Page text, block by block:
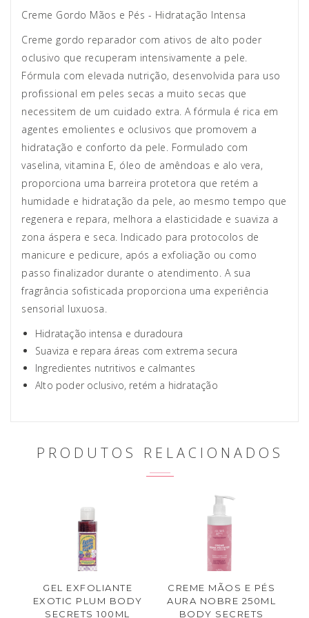
Creme Gordo Mãos e Pés - Hidratação Intensa
Creme gordo reparador com ativos de alto poder
oclusivo que recuperam intensivamente a pele.
Fórmula com elevada nutrição, desenvolvida para uso
profissional em peles secas a muito secas que
necessitem de um cuidado extra. A fórmula é rica em
agentes emolientes e oclusivos que promovem a
hidratação e conforto da pele. Formulado com
vaselina, vitamina E, óleo de amêndoas e alo vera,
proporciona uma barreira protetora que retém a
humidade e hidratação da pele, ao mesmo tempo que
regenera e repara, melhora a elasticidade e suaviza a
zona áspera e seca. Indicado para protocolos de
manicure e pedicure, após a exfoliação ou como
passo finalizador durante o atendimento. A sua
fragrância sofisticada proporciona uma experiência
sensorial luxuosa.
Hidratação intensa e duradoura
Suaviza e repara áreas com extrema secura
Ingredientes nutritivos e calmantes
Alto poder oclusivo, retém a hidratação
PRODUTOS RELACIONADOS
GEL EXFOLIANTE
EXOTIC PLUM BODY
SECRETS 100ML
CREME MÃOS E PÉS
AURA NOBRE 250ML
BODY SECRETS